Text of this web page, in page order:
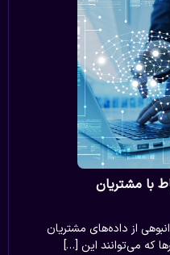
با مشتریان
از داده‌های مشتریان
که می‌توانند این […]